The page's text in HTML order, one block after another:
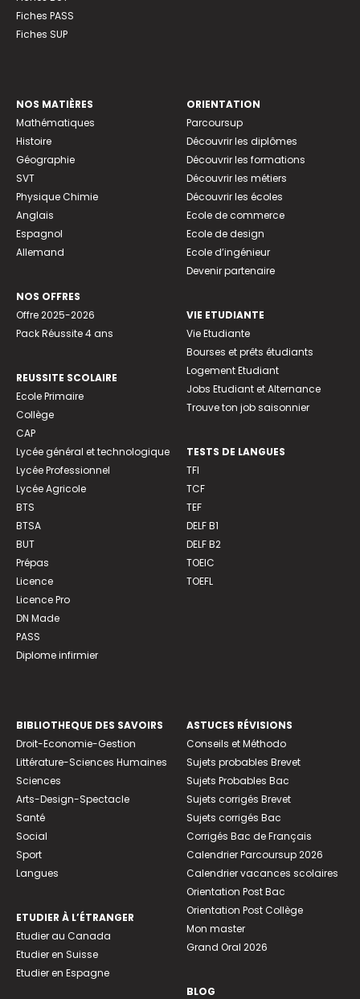
Fiches PASS
Fiches SUP
NOS MATIÈRES
Mathématiques
Histoire
Géographie
SVT
Physique Chimie
Anglais
Espagnol
Allemand
NOS OFFRES
Offre 2025-2026
Pack Réussite 4 ans
REUSSITE SCOLAIRE
Ecole Primaire
Collège
CAP
Lycée général et technologique
Lycée Professionnel
Lycée Agricole
BTS
BTSA
BUT
Prépas
Licence
Licence Pro
DN Made
PASS
Diplome infirmier
ORIENTATION
Parcoursup
Découvrir les diplômes
Découvrir les formations
Découvrir les métiers
Découvrir les écoles
Ecole de commerce
Ecole de design
Ecole d’ingénieur
Devenir partenaire
VIE ETUDIANTE
Vie Etudiante
Bourses et prêts étudiants
Logement Etudiant
Jobs Etudiant et Alternance
Trouve ton job saisonnier
TESTS DE LANGUES
TFI
TCF
TEF
DELF B1
DELF B2
TOEIC
TOEFL
BIBLIOTHEQUE DES SAVOIRS
Droit-Economie-Gestion
Littérature-Sciences Humaines
Sciences
Arts-Design-Spectacle
Santé
Social
Sport
Langues
ETUDIER À L’ÉTRANGER
Etudier au Canada
Etudier en Suisse
Etudier en Espagne
ASTUCES RÉVISIONS
Conseils et Méthodo
Sujets probables Brevet
Sujets Probables Bac
Sujets corrigés Brevet
Sujets corrigés Bac
Corrigés Bac de Français
Calendrier Parcoursup 2026
Calendrier vacances scolaires
Orientation Post Bac
Orientation Post Collège
Mon master
Grand Oral 2026
BLOG